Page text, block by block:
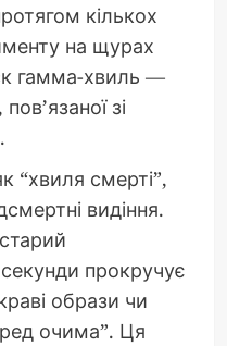
кількох
на щурах
гамма-хвиль —
зі
“хвиля смерті”,
видіння.
прокручує
образи чи
очима”. Ця